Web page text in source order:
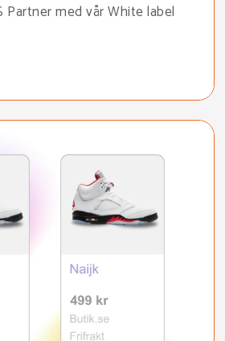
Partner med vår White label